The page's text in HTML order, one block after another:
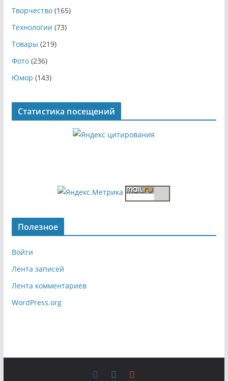
Творчество(165)
Технологии (73)
Товары (219)
Фото(236)
Юмор (143)
Статистика посещений
Полезное
Войти
Лента записей
Лента комментариев
WordPress.org